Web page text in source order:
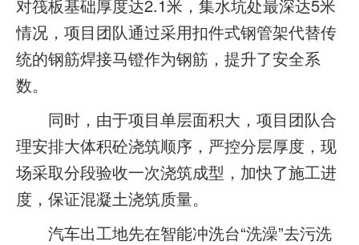
对筏板基础厚度达2.1米，集水坑处最深达5米
情况，项目团队通过采用扣件式钢管架代替传
统的钢筋焊接马镫作为钢筋，提升了安全系
数。
同时，由于项目单层面积大，项目团队合
理安排大体积砼浇筑顺序，严控分层厚度，现
场采取分段验收一次浇筑成型，加快了施工进
度，保证混凝土浇筑质量。
汽车出工地先在智能冲洗台“洗澡”去污洗